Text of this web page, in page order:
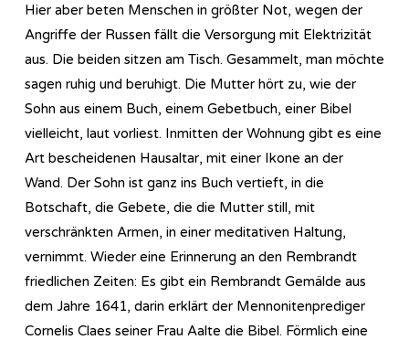
Hier aber beten Menschen in größter Not, wegen der
Angriffe der Russen fällt die Versorgung mit Elektrizität
aus. Die beiden sitzen am Tisch. Gesammelt, man möchte
sagen ruhig und beruhigt. Die Mutter hört zu, wie der
Sohn aus einem Buch, einem Gebetbuch, einer Bibel
vielleicht, laut vorliest. Inmitten der Wohnung gibt es eine
Art bescheidenen Hausaltar, mit einer Ikone an der
Wand. Der Sohn ist ganz ins Buch vertieft, in die
Botschaft, die Gebete, die die Mutter still, mit
verschränkten Armen, in einer meditativen Haltung,
vernimmt. Wieder eine Erinnerung an den Rembrandt
friedlichen Zeiten: Es gibt ein Rembrandt Gemälde aus
dem Jahre 1641, darin erklärt der Mennonitenprediger
Cornelis Claes seiner Frau Aalte die Bibel. Förmlich eine